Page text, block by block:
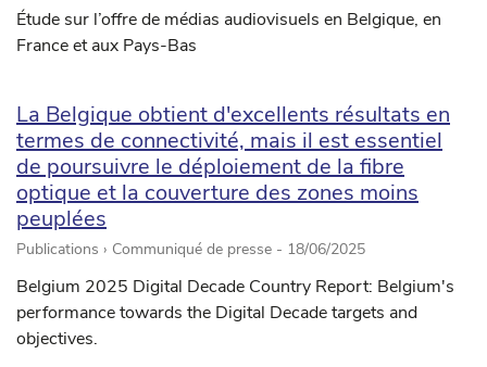
Étude sur l’offre de médias audiovisuels en Belgique, en
France et aux Pays-Bas
La Belgique obtient d'excellents résultats en
termes de connectivité, mais il est essentiel
de poursuivre le déploiement de la fibre
optique et la couverture des zones moins
peuplées
Publications › Communiqué de presse - 18/06/2025
Belgium 2025 Digital Decade Country Report: Belgium's
performance towards the Digital Decade targets and
objectives.